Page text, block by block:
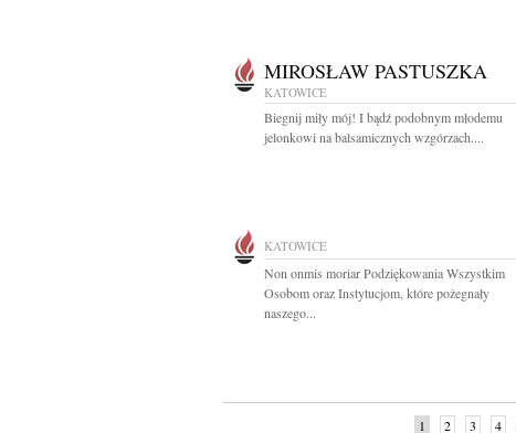
MIROSŁAW PASTUSZKA
KATOWICE
Biegnij miły mój! I bądź podobnym młodemu
jelonkowi na balsamicznych wzgórzach....
KATOWICE
Non onmis moriar Podziękowania Wszystkim
Osobom oraz Instytucjom, które pożegnały
naszego...
1 2 3 4